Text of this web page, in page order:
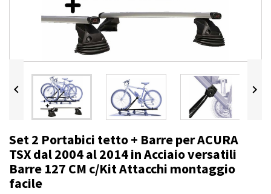
 
Set 2 Portabici tetto + Barre per ACURA
TSX dal 2004 al 2014 in Acciaio versatili
Barre 127 CM c/Kit Attacchi montaggio
facile